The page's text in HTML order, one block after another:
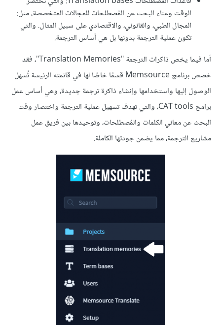
الوقت وعناء البحث عن المُصطلحات للمجالات المتخصصة، مثل:
المجال الطبي، والقانوني، والاقتصادي على سبيل المثال. والتي
تكون عملية الترجمة بدونها بل هي أساس الترجمة.
أما فيما يخص ذاكرات الترجمة "Translation Memories"، فقد
خصص برنامج Memsource قسمًا خاصًا لها في قائمته الرئيسة تُسهل
الوصول إليها واستخدامها وإنشاء ذاكرة ترجمة جديدة، وهي أساس عمل
برامج CAT tools، والتي تهدف تسهيل عملية الترجمة واختصار وقت
البحث عن معاني الكلمات والمُصطلحات، وتوحيدها بين فريق عمل
مشاريع الترجمة، مما يضمن جودتها الكاملة.